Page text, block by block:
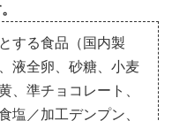
する食品（国内製
液全卵、砂糖、小麦
、準チョコレート、
塩／加工デンプン、